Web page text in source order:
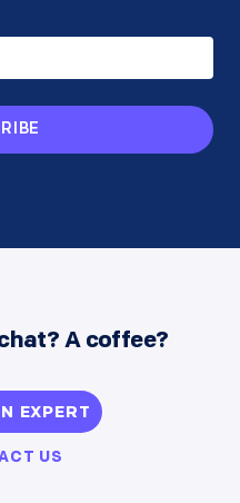
A coffee?
EXPERT
US